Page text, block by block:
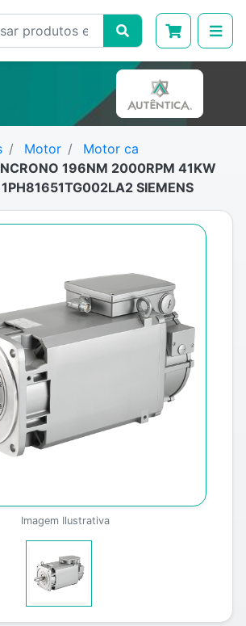
Motor
Motor ca
196NM 2000RPM 41KW
SIEMENS
Imagem Ilustrativa